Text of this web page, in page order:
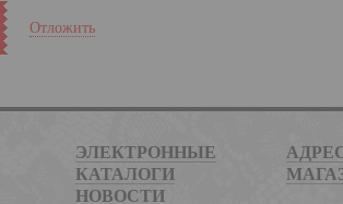
Отложить
ЭЛЕКТРОННЫЕ
КАТАЛОГИ
НОВОСТИ